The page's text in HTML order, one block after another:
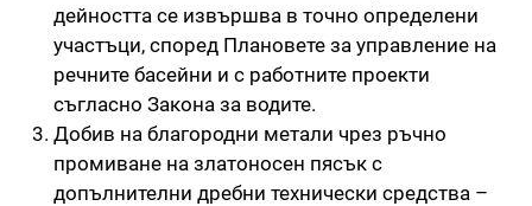
дейността се извършва в точно определени
участъци, според Плановете за управление на
речните басейни и с работните проекти
съгласно Закона за водите.
Добив на благородни метали чрез ръчно
промиване на златоносен пясък с
допълнителни дребни технически средства –